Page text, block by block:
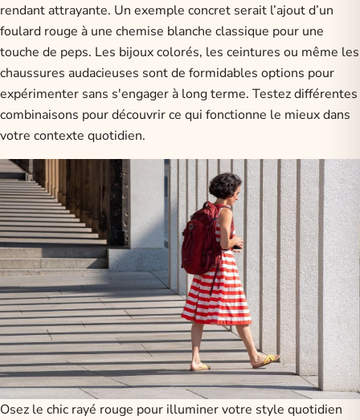
rendant attrayante. Un exemple concret serait l’ajout d’un
foulard rouge à une chemise blanche classique pour une
touche de peps. Les bijoux colorés, les ceintures ou même les
chaussures audacieuses sont de formidables options pour
expérimenter sans s'engager à long terme. Testez différentes
combinaisons pour découvrir ce qui fonctionne le mieux dans
votre contexte quotidien.
Osez le chic rayé rouge pour illuminer votre style quotidien